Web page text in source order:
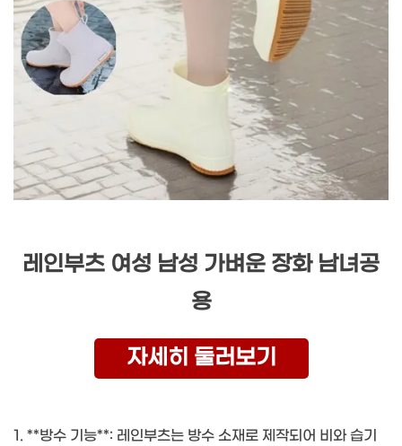
레인부츠 여성 남성 가벼운 장화 남녀공
용
자세히 둘러보기
1. **방수 기능**: 레인부츠는 방수 소재로 제작되어 비와 습기